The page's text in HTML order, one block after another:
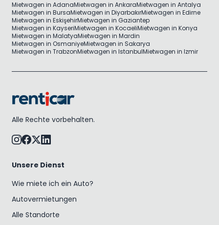
Mietwagen in AdanaMietwagen in AnkaraMietwagen in Antalya
Mietwagen in BursaMietwagen in DiyarbakırMietwagen in Edirne
Mietwagen in EskişehirMietwagen in Gaziantep
Mietwagen in KayseriMietwagen in KocaeliMietwagen in Konya
Mietwagen in MalatyaMietwagen in Mardin
Mietwagen in OsmaniyeMietwagen in Sakarya
Mietwagen in TrabzonMietwagen in IstanbulMietwagen in Izmir
Alle Rechte vorbehalten.
Unsere Dienst
Wie miete ich ein Auto?
Autovermietungen
Alle Standorte